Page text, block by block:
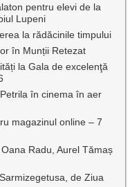
pentru elevi de la
Lupeni
la rădăcinile timpului
în Munții Retezat
la Gala de excelenţă
în cinema în aer
magazinul online – 7
Radu, Aurel Tămaș
de Ziua